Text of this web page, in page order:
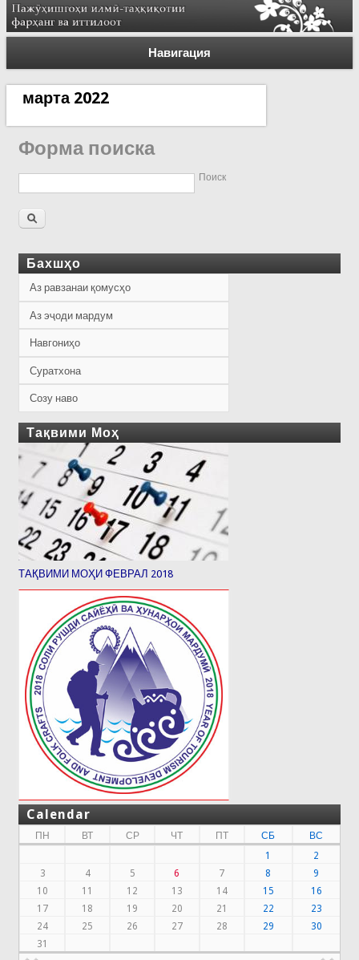
Навигация
марта 2022
Форма поиска
Поиск
Бахшҳо
Аз равзанаи қомусҳо
Аз эҷоди мардум
Навгониҳо
Суратхона
Созу наво
Тақвими Моҳ
ТАҚВИМИ МОҲИ ФЕВРАЛ 2018
Calendar
ПН ВТ СР ЧТ ПТ СБ
ВС
1
2
3
4 5 6 7 8
9
10
11 12 13 14 15
16
17
18 19 20 21 22
23
24
25 26 27 28 29
30
31